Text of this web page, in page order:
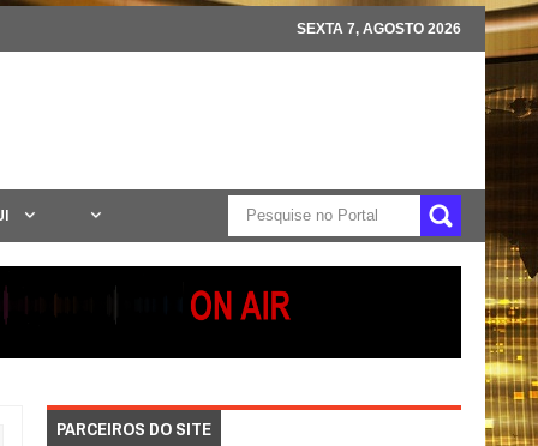
SEXTA 7, AGOSTO 2026
PARCEIROS DO SITE